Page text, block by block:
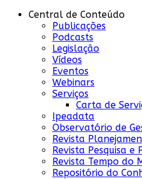
Central de Conteúdo
Publicações
Podcasts
Legislação
Vídeos
Eventos
Webinars
Serviços
Carta de
Ipeadata
Observatório de
Revista
Revista Pesquisa e
Revista Tempo do
Repositório do